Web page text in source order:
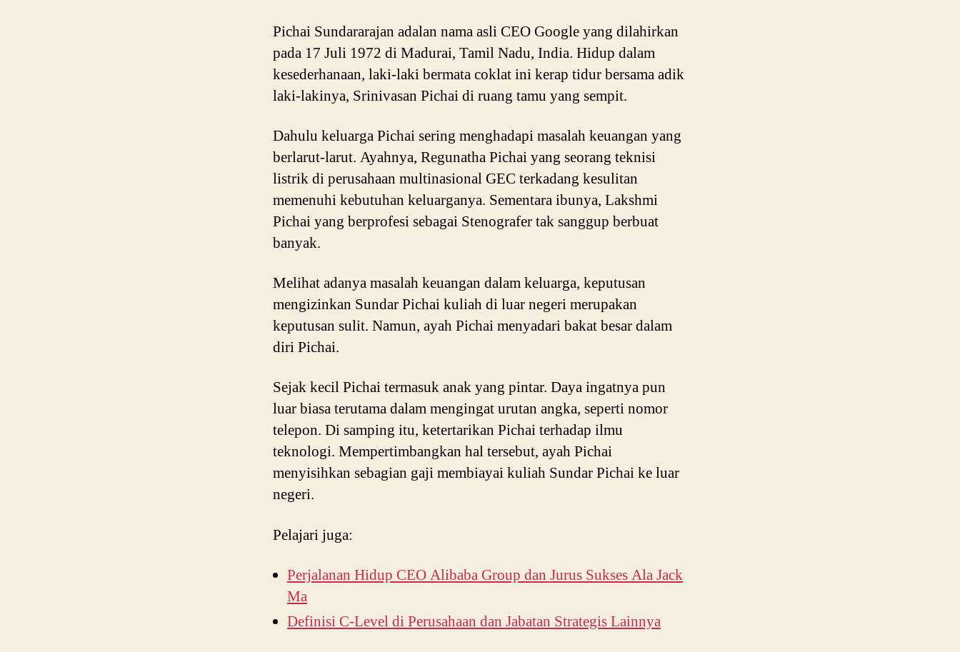
Pichai Sundararajan adalan nama asli CEO Google yang dilahirkan
pada 17 Juli 1972 di Madurai, Tamil Nadu, India. Hidup dalam
kesederhanaan, laki-laki bermata coklat ini kerap tidur bersama adik
laki-lakinya, Srinivasan Pichai di ruang tamu yang sempit.
Dahulu keluarga Pichai sering menghadapi masalah keuangan yang
berlarut-larut. Ayahnya, Regunatha Pichai yang seorang teknisi
listrik di perusahaan multinasional GEC terkadang kesulitan
memenuhi kebutuhan keluarganya. Sementara ibunya, Lakshmi
Pichai yang berprofesi sebagai Stenografer tak sanggup berbuat
banyak.
Melihat adanya masalah keuangan dalam keluarga, keputusan
mengizinkan Sundar Pichai kuliah di luar negeri merupakan
keputusan sulit. Namun, ayah Pichai menyadari bakat besar dalam
diri Pichai.
Sejak kecil Pichai termasuk anak yang pintar. Daya ingatnya pun
luar biasa terutama dalam mengingat urutan angka, seperti nomor
telepon. Di samping itu, ketertarikan Pichai terhadap ilmu
teknologi. Mempertimbangkan hal tersebut, ayah Pichai
menyisihkan sebagian gaji membiayai kuliah Sundar Pichai ke luar
negeri.
Pelajari juga:
Perjalanan Hidup CEO Alibaba Group dan Jurus Sukses Ala Jack
Ma
Definisi C-Level di Perusahaan dan Jabatan Strategis Lainnya